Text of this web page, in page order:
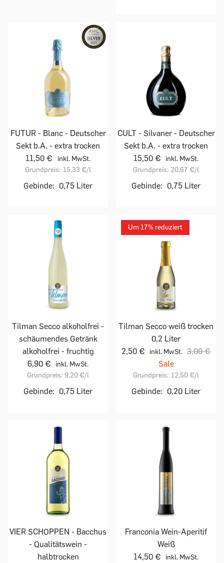
FUTUR - Blanc - Deutscher
Sekt b.A. - extra trocken
11,50 €
inkl. MwSt.
Grundpreis: 15,33 €/l
Gebinde: 0,75 Liter
CULT - Silvaner - Deutscher
Sekt b.A. - extra trocken
15,50 €
inkl. MwSt.
Grundpreis: 20,67 €/l
Gebinde: 0,75 Liter
Tilman Secco alkoholfrei -
schäumendes Getränk
alkoholfrei - fruchtig
6,90 €
inkl. MwSt.
Grundpreis: 9,20 €/l
Gebinde: 0,75 Liter
Um 17% reduziert
Tilman Secco weiß trocken
0,2 Liter
2,50 €
inkl. MwSt. 3,00 €
Sale
Grundpreis: 12,50 €/l
Gebinde: 0,20 Liter
VIER SCHOPPEN - Bacchus
- Qualitätswein -
halbtrocken
Franconia Wein-Aperitif
Weiß
14,50 €
inkl. MwSt.